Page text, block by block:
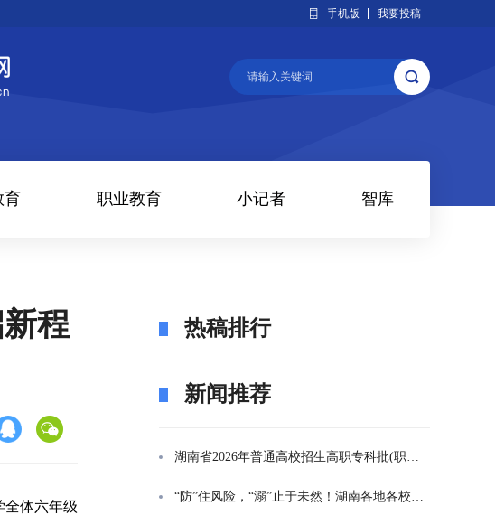
手机版 我要投稿
育 职业教育 小记者 智库
程
全体六年级
热稿排行
新闻推荐
湖南省2026年普通高校招生高职专科批(职高对口类)第一次投档分数线
“防”住风险，“溺”止于未然！湖南各地各校打响防溺水“保卫战”